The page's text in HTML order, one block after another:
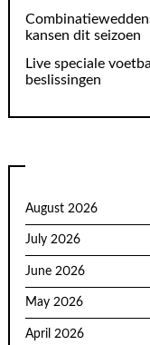
kansen dit seizoen
Live speciale
beslissingen
August 2026
July 2026
June 2026
May 2026
April 2026